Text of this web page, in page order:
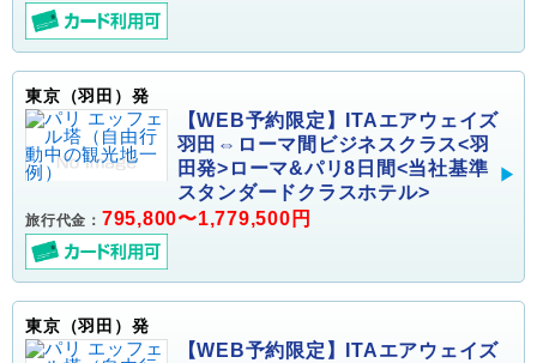
東京（羽田）発
【WEB予約限定】ITAエアウェイズ
羽田⇔ローマ間ビジネスクラス<羽
田発>ローマ&パリ8日間<当社基準
スタンダードクラスホテル>
旅行代金： 795,800〜1,779,500円
東京（羽田）発
【WEB予約限定】ITAエアウェイズ